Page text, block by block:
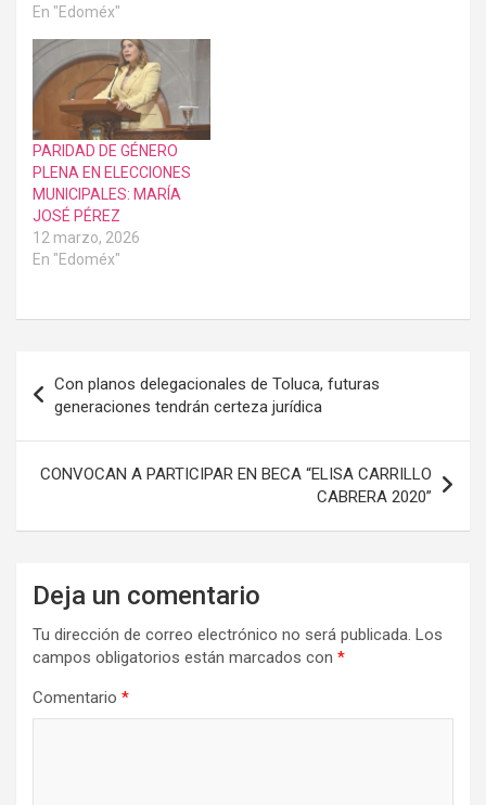
En "Edoméx"
PARIDAD DE GÉNERO
PLENA EN ELECCIONES
MUNICIPALES: MARÍA
JOSÉ PÉREZ
12 marzo, 2026
En "Edoméx"
de
entradas
Con planos delegacionales de Toluca, futuras
generaciones tendrán certeza jurídica
CONVOCAN A PARTICIPAR EN BECA “ELISA CARRILLO
CABRERA 2020”
Deja un comentario
Tu dirección de correo electrónico no será publicada. Los
campos obligatorios están marcados con *
Comentario *